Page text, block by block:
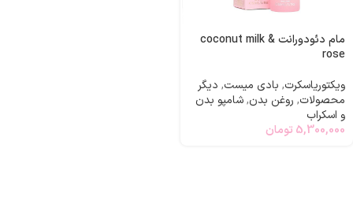
مام دئودورانت coconut milk &
rose
ویکتوریاسکرت, بادی میست, دیگر
محصولات, روغن بدن,شامپو بدن
و اسکراب
5,300,000 تومان